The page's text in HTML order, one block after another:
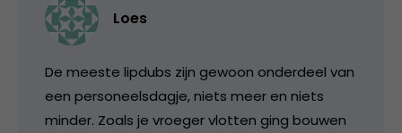
Loes
De meeste lipdubs zijn gewoon onderdeel van
een personeelsdagje, niets meer en niets
minder. Zoals je vroeger vlotten ging bouwen